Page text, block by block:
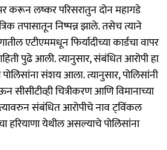
करून लष्कर परिसरातुन दोन महागडे
तपासातून निष्पन्न झाले. तसेच त्याने
एटीएममधून फिर्यादीच्या कार्डचा वापर
पुढे आली. त्यानुसार, संबंधित आरोपी हा
संशय आला. त्यानुसार, पोलिसांनी
सीसीटीव्ही चित्रीकरण आणि विमानाच्या
संबंधित आरोपीचे नाव ट्‌विंकल
हरियाणा येथील असल्याचे पोलिसांना